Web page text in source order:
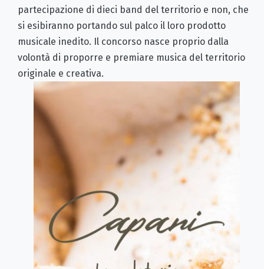
partecipazione di dieci band del territorio e non, che
si esibiranno portando sul palco il loro prodotto
musicale inedito. Il concorso nasce proprio dalla
volontà di proporre e premiare musica del territorio
originale e creativa.